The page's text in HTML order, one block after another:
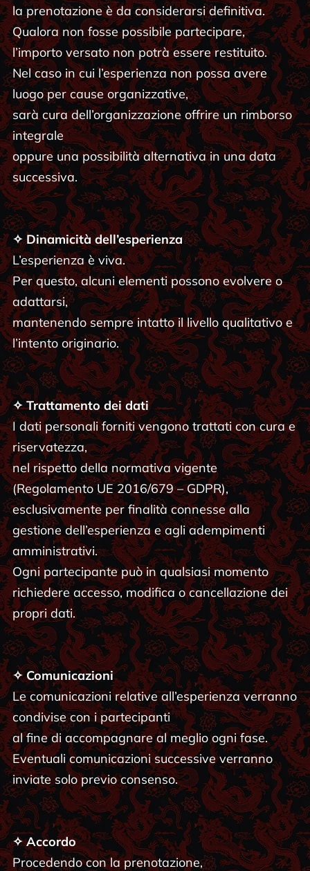
la prenotazione è da considerarsi definitiva.
Qualora non fosse possibile partecipare,
l’importo versato non potrà essere restituito.
Nel caso in cui l’esperienza non possa avere
luogo per cause organizzative,
sarà cura dell’organizzazione offrire un rimborso
integrale
oppure una possibilità alternativa in una data
successiva.
✧ Dinamicità dell’esperienza
L’esperienza è viva.
Per questo, alcuni elementi possono evolvere o
adattarsi,
mantenendo sempre intatto il livello qualitativo e
l’intento originario.
✧ Trattamento dei dati
I dati personali forniti vengono trattati con cura e
riservatezza,
nel rispetto della normativa vigente
(Regolamento UE 2016/679 – GDPR),
esclusivamente per finalità connesse alla
gestione dell’esperienza e agli adempimenti
amministrativi.
Ogni partecipante può in qualsiasi momento
richiedere accesso, modifica o cancellazione dei
propri dati.
✧ Comunicazioni
Le comunicazioni relative all’esperienza verranno
condivise con i partecipanti
al fine di accompagnare al meglio ogni fase.
Eventuali comunicazioni successive verranno
inviate solo previo consenso.
✧ Accordo
Procedendo con la prenotazione,